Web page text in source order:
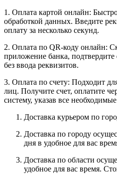
1. Оплата картой онлайн:
обработкой данных. Введите
оплату за несколько секунд.
2. Оплата по QR-коду онлайн:
приложение банка,
без ввода реквизитов.
3. Оплата по счету: Подходит
лиц. Получите счет, оплатите
систему, указав все
Доставка курьером по
Доставка по городу
дня в удобное для вас
Доставка по области
удобное для вас время.